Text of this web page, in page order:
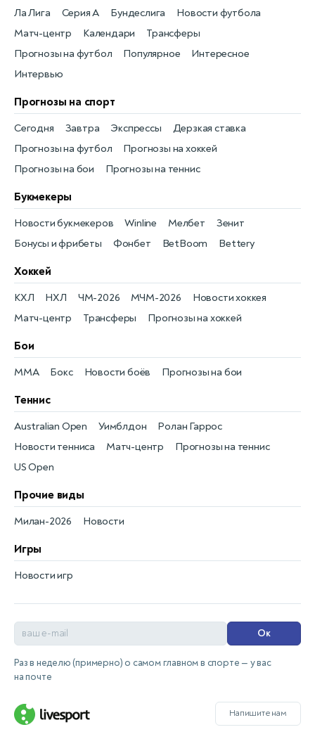
Новости футбола
Матч-центр Календари Трансферы
Прогнозы на футбол Популярное
Ла Лига
Интересное
Серия А
Интервью
Бундеслига
Прогнозы на спорт
Прогнозы на футбол
Сегодня
Прогнозы на хоккей
Завтра
Прогнозы на бои
Экспрессы
Прогнозы на теннис
Дерзкая ставка
Букмекеры
Бонусы и фрибеты
Новости букмекеров
Фонбет
Winline
BetBoom
Мелбет
Bettery
Зенит
Хоккей
Новости хоккея
КХЛ
Матч-центр
НХЛ
Трансферы
ЧМ-2026
Прогнозы на хоккей
МЧМ-2026
Бои
Новости боёв
MMA Прогнозы на бои
Бокс
Теннис
Новости тенниса
Australian Open
Матч-центр
Уимблдон
Прогнозы на теннис
Ролан Гаррос
US Open
Прочие виды
Новости
Милан-2026
Игры
Новости игр
Ок
Раз в неделю (примерно) о самом главном в спорте — у вас
на почте
Напишите нам